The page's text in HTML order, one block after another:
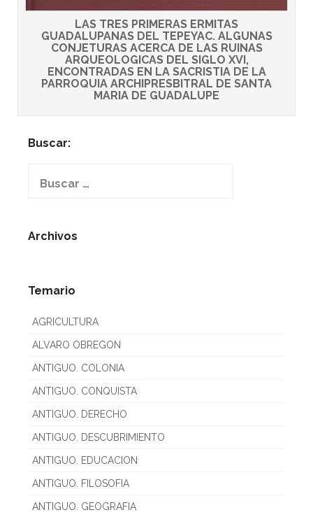
LAS TRES PRIMERAS ERMITAS
GUADALUPANAS DEL TEPEYAC. ALGUNAS
CONJETURAS ACERCA DE LAS RUINAS
ARQUEOLOGICAS DEL SIGLO XVI,
ENCONTRADAS EN LA SACRISTIA DE LA
PARROQUIA ARCHIPRESBITRAL DE SANTA
MARIA DE GUADALUPE
Buscar:
Archivos
Temario
AGRICULTURA
ALVARO OBREGON
ANTIGUO. COLONIA
ANTIGUO. CONQUISTA
ANTIGUO. DERECHO
ANTIGUO. DESCUBRIMIENTO
ANTIGUO. EDUCACION
ANTIGUO. FILOSOFIA
ANTIGUO. GEOGRAFIA